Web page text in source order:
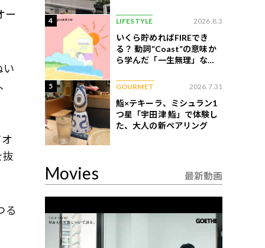
ー
い
抜
る
4 LIFESTYLE 2026.8.3
いくら貯めればFIREでき
る？ 動詞“Coast”の意味か
ら学んだ「一生無理」な切
5 GOURMET 2026.7.31
鮨×テキーラ、ミシュラン1
つ星「宇田津 鮨」で体験し
た、大人の新ペアリング
Movies 最新動画